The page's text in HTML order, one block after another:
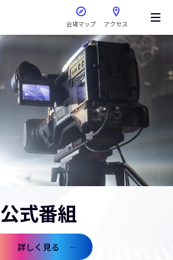
会場マップ アクセス
新しいウィンドウで開きま
公式番組
詳しく見る